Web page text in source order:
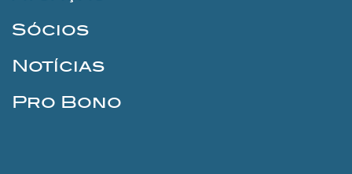
Sócios
Notícias
Pro Bono